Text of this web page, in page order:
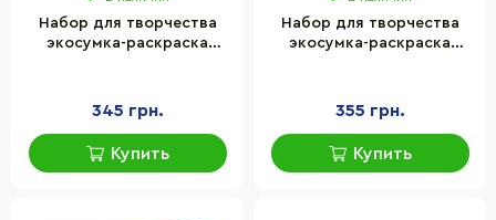
Набор для творчества
экосумка-раскраска
345 грн.
Купить
Набор для творчества
экосумка-раскраска
355 грн.
Купить